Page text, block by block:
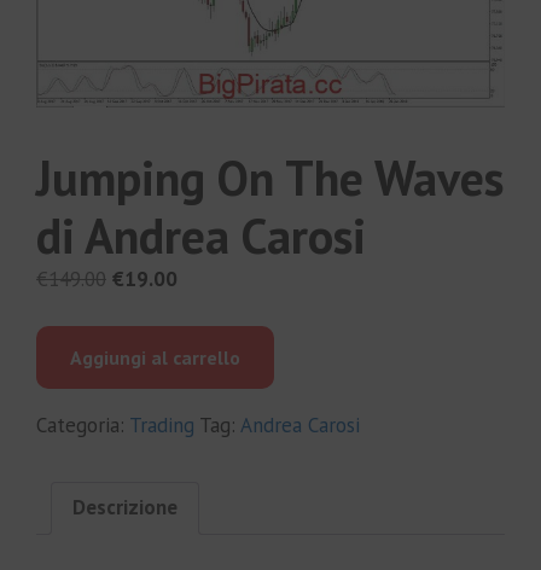
Jumping On The Waves
di Andrea Carosi
€149.00 Il
era:
€19.00
è:
Aggiungi al carrello
Categoria: Trading Tag: Andrea Carosi
Descrizione